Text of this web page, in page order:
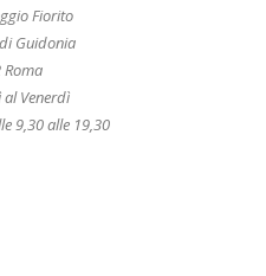
Fiorito
Guidonia
Venerdì
9,30 alle 19,30